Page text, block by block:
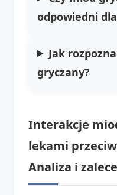
odpowiedni
Jak
gryczany?
Interakcje
lekami
Analiza i